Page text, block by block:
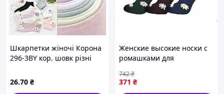
Шкарпетки жіночі Корона
296-3BY кор. шовк різні
26.70 ₴
Женские высокие носки с
ромашками для
арт.224 12 пар ТМ
Житомир
371 ₴
742₴